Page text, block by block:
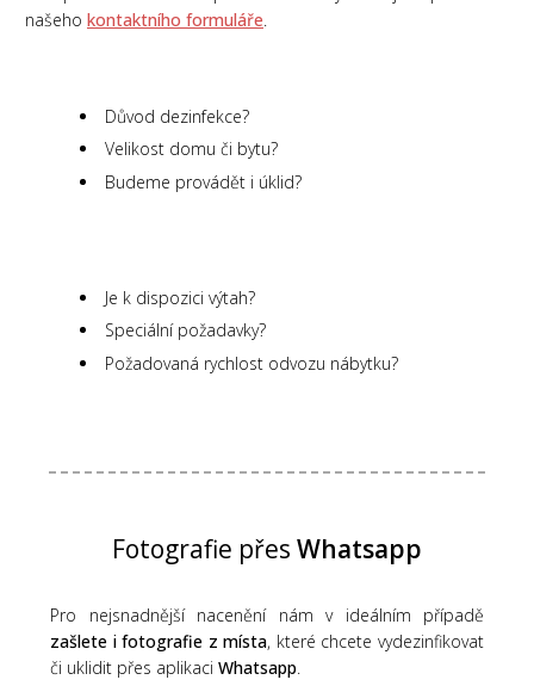
našeho kontaktního formuláře
Důvod dezinfekce?
Velikost domu či bytu?
Budeme provádět i úklid?
Je k dispozici výtah?
Speciální požadavky?
Požadovaná rychlost odvozu nábytku?
Fotografie přes Whatsapp
Pro nejsnadnější nacenění nám v ideálním případě
zašlete i fotografie z místa, které chcete vydezinfikovat
či uklidit přes aplikaci Whatsapp.